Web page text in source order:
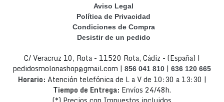
Aviso Legal
Política de Privacidad
Condiciones de Compra
Desistir de un pedido
C/ Veracruz 10, Rota - 11520 Rota, Cádiz - (España) |
pedidosmolonashop@gmail.com | 856 041 810 | 636 120 665
Horario: Atención telefónica de L a V de 10:30 a 13:30 |
Tiempo de Entrega: Envíos 24/48h.